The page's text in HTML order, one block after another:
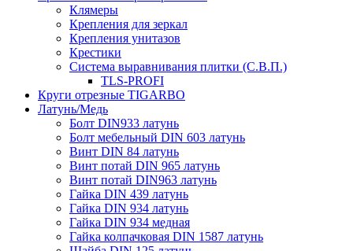
Клямеры
Крепления для зеркал
Крепления унитазов
Крестики
Система выравнивания плитки (С.В.П.)
TLS-PROFI
Круги отрезные TIGARBO
Латунь/Медь
Болт DIN933 латунь
Болт мебельный DIN 603 латунь
Винт DIN 84 латунь
Винт потай DIN 965 латунь
Винт потай DIN963 латунь
Гайка DIN 439 латунь
Гайка DIN 934 латунь
Гайка DIN 934 медная
Гайка колпачковая DIN 1587 латунь